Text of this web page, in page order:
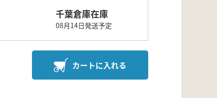
千葉倉庫在庫
08月14日発送予定
カートに入れる